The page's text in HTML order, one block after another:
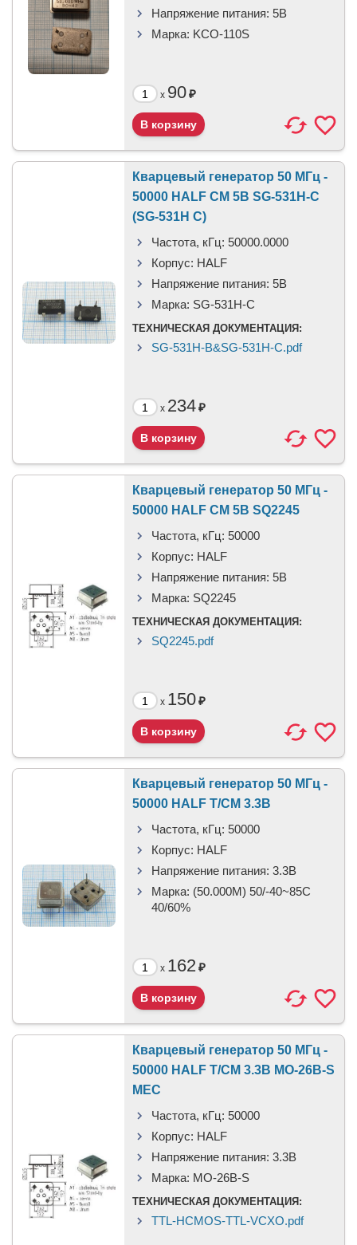
Напряжение питания: 5В
Марка: KCO-110S
x 90₽
Кварцевый генератор 50 МГц -
50000 HALF CM 5В SG-531H-C
(SG-531H C)
Частота, кГц: 50000.0000
Корпус: HALF
Напряжение питания: 5В
Марка: SG-531H-C
ТЕХНИЧЕСКАЯ ДОКУМЕНТАЦИЯ:
SG-531H-B&SG-531H-C.pdf
x 234₽
Кварцевый генератор 50 МГц -
50000 HALF CM 5В SQ2245
Частота, кГц: 50000
Корпус: HALF
Напряжение питания: 5В
Марка: SQ2245
ТЕХНИЧЕСКАЯ ДОКУМЕНТАЦИЯ:
SQ2245.pdf
x 150₽
Кварцевый генератор 50 МГц -
50000 HALF T/CM 3.3В
Частота, кГц: 50000
Корпус: HALF
Напряжение питания: 3.3В
Марка: (50.000M) 50/-40~85C
40/60%
x 162₽
Кварцевый генератор 50 МГц -
50000 HALF T/CM 3.3В MO-26B-S
MEC
Частота, кГц: 50000
Корпус: HALF
Напряжение питания: 3.3В
Марка: MO-26B-S
ТЕХНИЧЕСКАЯ ДОКУМЕНТАЦИЯ:
TTL-HCMOS-TTL-VCXO.pdf